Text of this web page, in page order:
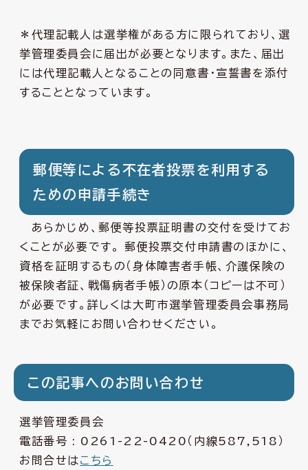
＊代理記載人は選挙権がある方に限られており、選
挙管理委員会に届出が必要となります。また、届出
には代理記載人となることの同意書・宣誓書を添付
することとなっています。
郵便等による不在者投票を利用する
ための申請手続き
あらかじめ、郵便等投票証明書の交付を受けてお
くことが必要です。 郵便投票交付申請書のほかに、
資格を証明するもの（身体障害者手帳、介護保険の
被保険者証、戦傷病者手帳）の原本（コピーは不可）
が必要です。詳しくは大町市選挙管理委員会事務局
までお気軽にお問い合わせください。
この記事へのお問い合わせ
選挙管理委員会
電話番号 : 0261-22-0420 （内線587,518）
お問合せはこちら